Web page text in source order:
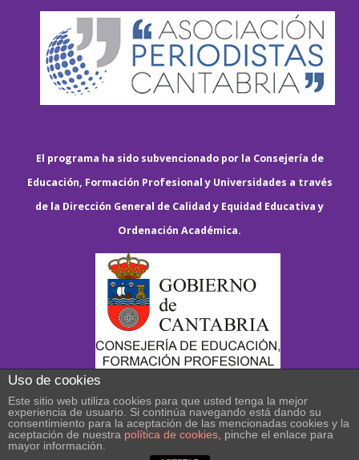
El programa ha sido subvencionado por la Consejería de
Educación, Formación Profesional y Universidades a través
de la Dirección General de Calidad y Equidad Educativa y
Ordenación Académica.
Uso de cookies
Este sitio web utiliza cookies para que usted tenga la mejor
experiencia de usuario. Si continúa navegando está dando su
consentimiento para la aceptación de las mencionadas cookies y la
aceptación de nuestra política de cookies , pinche el enlace para
mayor información.